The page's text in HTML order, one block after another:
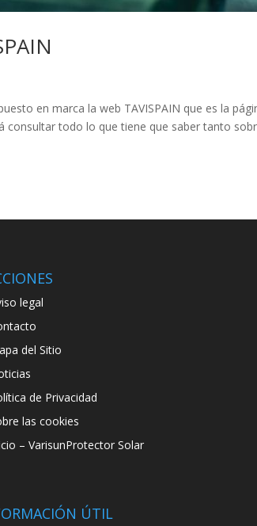
en marca la web TAVISPAIN que es la
consultar todo lo que tiene que saber tanto
legal
del Sitio
de Privacidad
las cookies
– VarisunProtector Solar
ÚTIL